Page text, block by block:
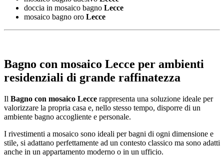
doccia in mosaico bagno Lecce
mosaico bagno oro Lecce
Bagno con mosaico Lecce per ambienti
residenziali di grande raffinatezza
Il Bagno con mosaico Lecce rappresenta una soluzione ideale per
valorizzare la propria casa e, nello stesso tempo, disporre di un
ambiente bagno accogliente e personale.
I rivestimenti a mosaico sono ideali per bagni di ogni dimensione e
stile, si adattano perfettamente ad un contesto classico ma sono adatti
anche in un appartamento moderno o in un ufficio.